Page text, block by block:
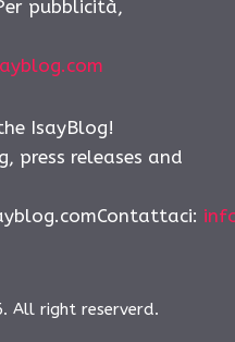
pubblicità,
IsayBlog!
press releases and
:
All right reserverd.